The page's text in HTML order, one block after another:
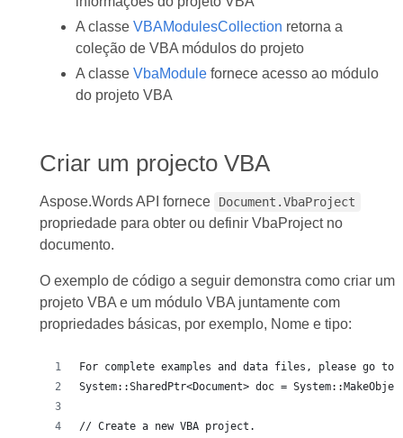
A classe VBAModulesCollection retorna a
coleção de VBA módulos do projeto
A classe VbaModulefornece acesso ao módulo
do projeto VBA
Criar um projecto VBA
Aspose.Words API fornece Document.VbaProject
propriedade para obter ou definir VbaProject no
documento.
O exemplo de código a seguir demonstra como criar um
projeto VBA e um módulo VBA juntamente com
propriedades básicas, por exemplo, Nome e tipo:
For complete examples and data files, please go to
System::SharedPtr<Document> doc =
// Create a new VBA project.